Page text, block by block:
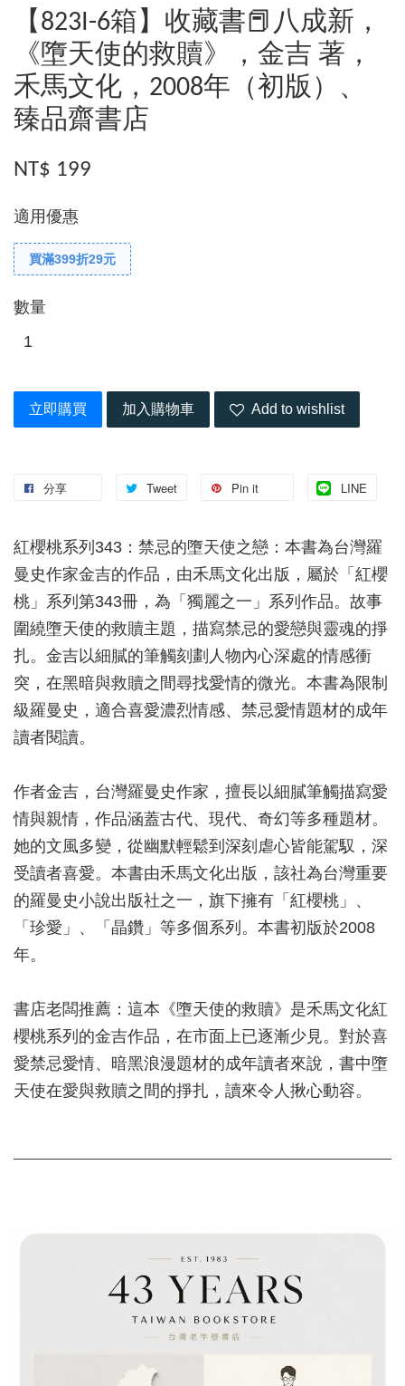
【823I-6箱】收藏書📕八成新，
《墮天使的救贖》，金吉 著，
禾馬文化，2008年（初版）、
臻品齋書店
NT$ 199
適用優惠
買滿399折29元
數量
立即購買 加入購物車 Add to wishlist
分享 Tweet Pin it LINE
紅櫻桃系列343：禁忌的墮天使之戀：本書為台灣羅
曼史作家金吉的作品，由禾馬文化出版，屬於「紅櫻
桃」系列第343冊，為「獨麗之一」系列作品。故事
圍繞墮天使的救贖主題，描寫禁忌的愛戀與靈魂的掙
扎。金吉以細膩的筆觸刻劃人物內心深處的情感衝
突，在黑暗與救贖之間尋找愛情的微光。本書為限制
級羅曼史，適合喜愛濃烈情感、禁忌愛情題材的成年
讀者閱讀。
作者金吉，台灣羅曼史作家，擅長以細膩筆觸描寫愛
情與親情，作品涵蓋古代、現代、奇幻等多種題材。
她的文風多變，從幽默輕鬆到深刻虐心皆能駕馭，深
受讀者喜愛。本書由禾馬文化出版，該社為台灣重要
的羅曼史小說出版社之一，旗下擁有「紅櫻桃」、
「珍愛」、「晶鑽」等多個系列。本書初版於2008
年。
書店老闆推薦：這本《墮天使的救贖》是禾馬文化紅
櫻桃系列的金吉作品，在市面上已逐漸少見。對於喜
愛禁忌愛情、暗黑浪漫題材的成年讀者來說，書中墮
天使在愛與救贖之間的掙扎，讀來令人揪心動容。